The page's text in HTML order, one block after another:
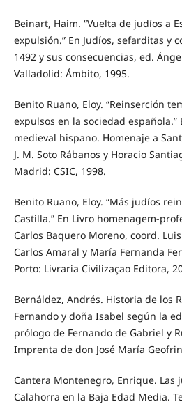
Beinart, Haim. “Vuelta de judíos a
expulsión.” En Judíos, sefarditas y
1492 y sus consecuencias, ed.
Valladolid: Ámbito, 1995.
Benito Ruano, Eloy. “Reinserción
expulsos en la sociedad española.”
medieval hispano. Homenaje a
J. M. Soto Rábanos y Horacio
Madrid: CSIC, 1998.
Benito Ruano, Eloy. “Más judíos
Castilla.” En Livro homenagem-
Carlos Baquero Moreno, coord.
Carlos Amaral y María Fernanda
Porto: Livraria Civilizaçao Editora,
Bernáldez, Andrés. Historia de los
Fernando y doña Isabel según la
prólogo de Fernando de Gabriel y
Imprenta de don José María
Cantera Montenegro, Enrique. Las
Calahorra en la Baja Edad Media.